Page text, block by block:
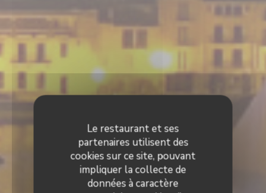
Le restaurant et ses
partenaires utilisent des
cookies sur ce site, pouvant
impliquer la collecte de
données à caractère